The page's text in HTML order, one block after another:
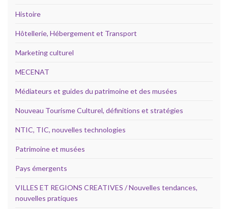
Histoire
Hôtellerie, Hébergement et Transport
Marketing culturel
MECENAT
Médiateurs et guides du patrimoine et des musées
Nouveau Tourisme Culturel, définitions et stratégies
NTIC, TIC, nouvelles technologies
Patrimoine et musées
Pays émergents
VILLES ET REGIONS CREATIVES / Nouvelles tendances,
nouvelles pratiques